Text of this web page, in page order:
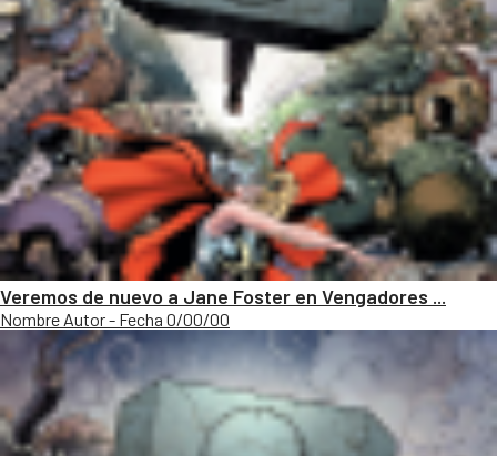
Veremos de nuevo a Jane Foster en Vengadores ...
Nombre Autor - Fecha 0/00/00